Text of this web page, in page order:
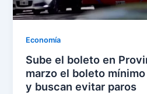
Economía
Sube el boleto en
marzo el boleto
y buscan evitar paros